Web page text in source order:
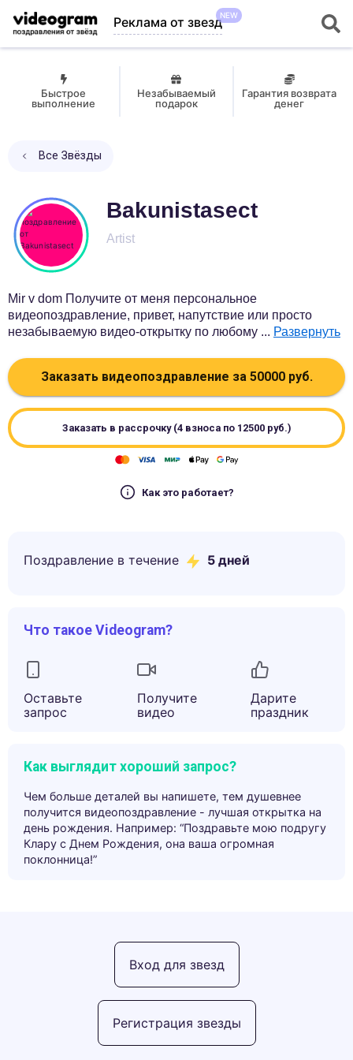
Реклама от звездNEW
Быстрое
выполнение
Незабываемый
подарок
Гарантия возврата
денег
Все Звёзды
Bakunistasect
Artist
Mir v dom Получите от меня персональное
видеопоздравление, привет, напутствие или просто
незабываемую видео-открытку по любому ... Развернуть
Заказать видеопоздравление за 50000руб.
Заказать в рассрочку (4 взноса по 12500руб.)
Как это работает?
Поздравление в течение 5 дней
Что такое Videogram?
Оставьте
запрос
Получите
видео
Дарите
праздник
Как выглядит хороший запрос?
Чем больше деталей вы напишете, тем душевнее
получится видеопоздравление - лучшая открытка на
день рождения. Например: “Поздравьте мою подругу
Клару с Днем Рождения, она ваша огромная
поклонница!”
Регистрация звезды
Вход для звезд